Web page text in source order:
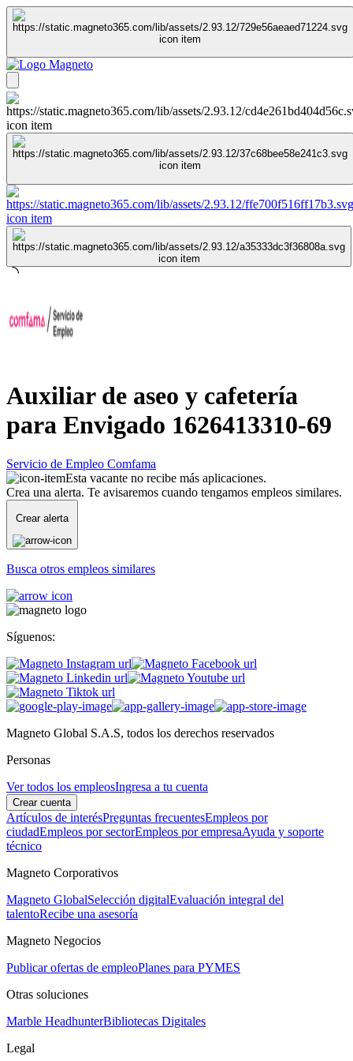
Auxiliar de aseo y cafetería
para Envigado 1626413310-69
Servicio de Empleo Comfama
Esta vacante no recibe más aplicaciones.
Crea una alerta. Te avisaremos cuando tengamos empleos similares.
Crear alerta
Busca otros empleos similares
Síguenos:
Magneto Global S.A.S, todos los derechos reservados
Personas
Ver todos los empleosIngresa a tu cuenta
Crear cuenta
Artículos de interésPreguntas frecuentesEmpleos por
ciudadEmpleos por sectorEmpleos por empresaAyuda y soporte
técnico
Magneto Corporativos
Magneto GlobalSelección digitalEvaluación integral del
talentoRecibe una asesoría
Magneto Negocios
Publicar ofertas de empleoPlanes para PYMES
Otras soluciones
Marble HeadhunterBibliotecas Digitales
Legal